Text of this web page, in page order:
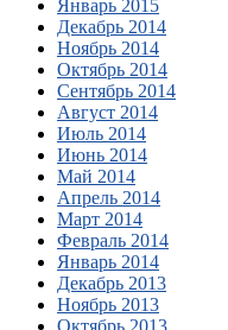
Январь 2015
Декабрь 2014
Ноябрь 2014
Октябрь 2014
Сентябрь 2014
Август 2014
Июль 2014
Июнь 2014
Май 2014
Апрель 2014
Март 2014
Февраль 2014
Январь 2014
Декабрь 2013
Ноябрь 2013